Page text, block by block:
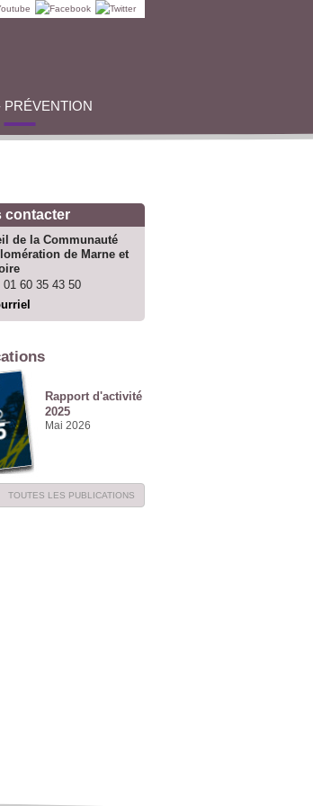
PRÉVENTION
contacter
de la Communauté
de Marne et
01 60 35 43 50
Rapport d'activité
2025
Mai 2026
TOUTES LES PUBLICATIONS